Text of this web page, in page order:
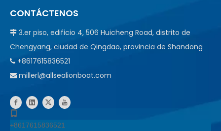
CONTÁCTENOS
 3.er piso, edificio 4, 506 Huicheng Road, distrito de
Chengyang, ciudad de Qingdao, provincia de Shandong
 +8617615836521
 millerl@allsealionboat.com
+8617615836521